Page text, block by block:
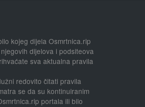
kojeg dijela Osmrtnica.rip
dijelova i podsiteova
sva aktualna pravila
redovito čitati pravila
se da su kontinuiranim
portala ili bilo